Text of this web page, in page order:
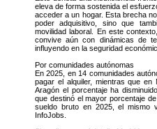
eleva de forma sostenida el
acceder a un hogar. Esta brecha
poder adquisitivo, sino que
movilidad laboral. En este
convive aún con dinámicas de
influyendo en la seguridad
Por comunidades autónomas
En 2025, en 14 comunidades
pagar el alquiler, mientras que
Aragón el porcentaje ha
que destinó el mayor porcentaje
sueldo bruto en 2025, el mismo
InfoJobs.